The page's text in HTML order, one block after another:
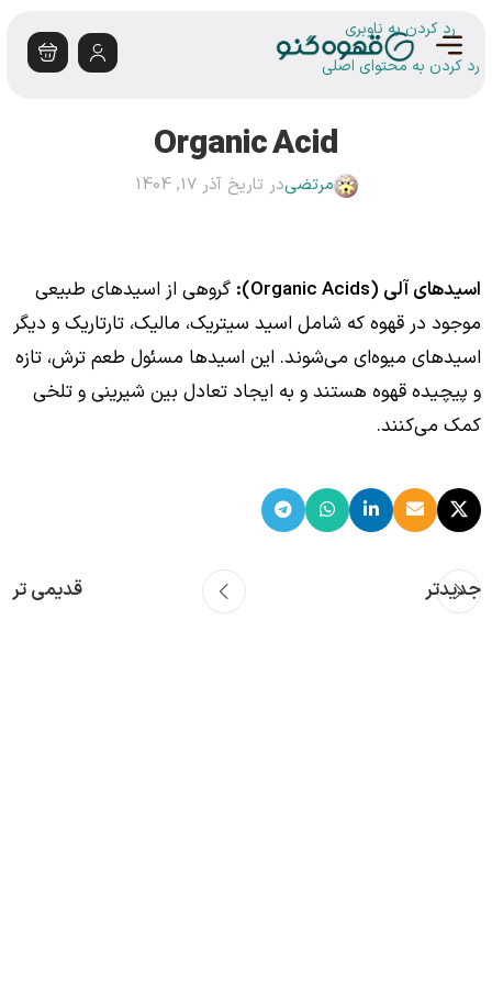
رد کردن به ناوبری
رد کردن به محتوای اصلی
Organic Acid
مرتضیدر تاریخ آذر 17, 1404
اسیدهای آلی (Organic Acids):
گروهی از اسیدهای طبیعی
موجود در قهوه که شامل اسید سیتریک، مالیک، تارتاریک و دیگر
اسیدهای میوه‌ای می‌شوند. این اسیدها مسئول طعم ترش، تازه
و پیچیده قهوه هستند و به ایجاد تعادل بین شیرینی و تلخی
کمک می‌کنند.
جدیدتر قدیمی تر